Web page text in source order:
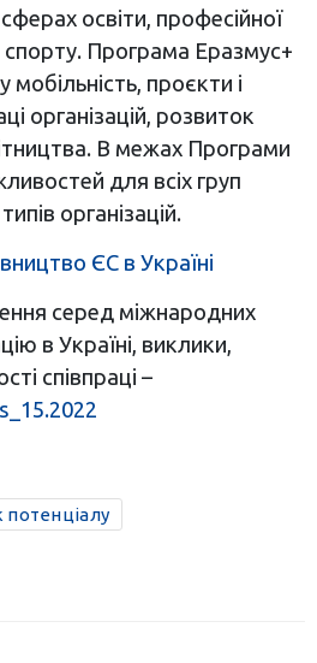
освіти, професійної
спорту. Програма Еразмус+
проєкти і
організацій, розвиток
В межах Програми
для всіх груп
організацій.
ЄС в Україні
серед міжнародних
в Україні, виклики,
співпраці –
потенціалу